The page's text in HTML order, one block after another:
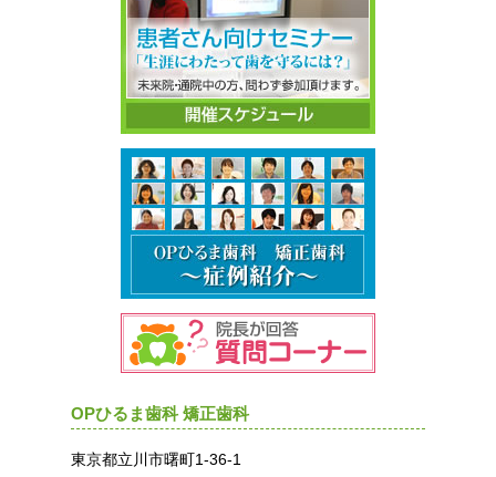
OPひるま歯科 矯正歯科
東京都立川市曙町1-36-1